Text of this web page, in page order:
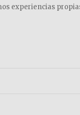
experiencias